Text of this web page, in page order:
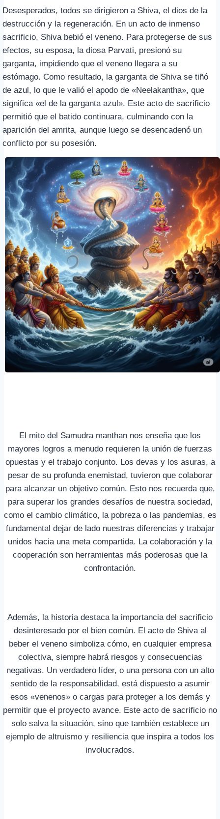
Desesperados, todos se dirigieron a Shiva, el dios de la
destrucción y la regeneración. En un acto de inmenso
sacrificio, Shiva bebió el veneno. Para protegerse de sus
efectos, su esposa, la diosa Parvati, presionó su
garganta, impidiendo que el veneno llegara a su
estómago. Como resultado, la garganta de Shiva se tiñó
de azul, lo que le valió el apodo de «Neelakantha», que
significa «el de la garganta azul». Este acto de sacrificio
permitió que el batido continuara, culminando con la
aparición del amrita, aunque luego se desencadenó un
conflicto por su posesión.
El mito del Samudra manthan nos enseña que los
mayores logros a menudo requieren la unión de fuerzas
opuestas y el trabajo conjunto. Los devas y los asuras, a
pesar de su profunda enemistad, tuvieron que colaborar
para alcanzar un objetivo común. Esto nos recuerda que,
para superar los grandes desafíos de nuestra sociedad,
como el cambio climático, la pobreza o las pandemias, es
fundamental dejar de lado nuestras diferencias y trabajar
unidos hacia una meta compartida. La colaboración y la
cooperación son herramientas más poderosas que la
confrontación.
Además, la historia destaca la importancia del sacrificio
desinteresado por el bien común. El acto de Shiva al
beber el veneno simboliza cómo, en cualquier empresa
colectiva, siempre habrá riesgos y consecuencias
negativas. Un verdadero líder, o una persona con un alto
sentido de la responsabilidad, está dispuesto a asumir
esos «venenos» o cargas para proteger a los demás y
permitir que el proyecto avance. Este acto de sacrificio no
solo salva la situación, sino que también establece un
ejemplo de altruismo y resiliencia que inspira a todos los
involucrados.